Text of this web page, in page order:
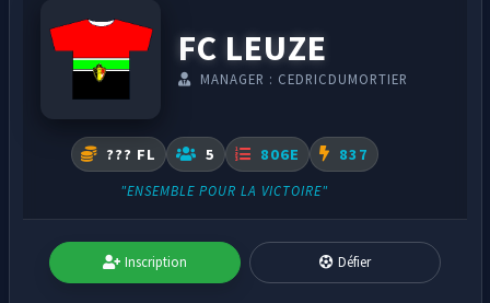
FC LEUZE
MANAGER : CEDRICDUMORTIER
??? FL 5 806E 837
"ENSEMBLE POUR LA VICTOIRE"
Inscription Défier